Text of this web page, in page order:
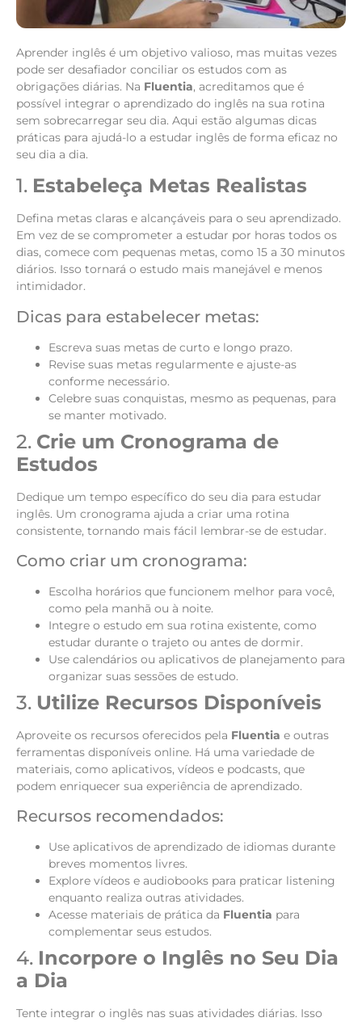
Aprender inglês é um objetivo valioso, mas muitas vezes
pode ser desafiador conciliar os estudos com as
obrigações diárias. Na Fluentia, acreditamos que é
possível integrar o aprendizado do inglês na sua rotina
sem sobrecarregar seu dia. Aqui estão algumas dicas
práticas para ajudá-lo a estudar inglês de forma eficaz no
seu dia a dia.
1. Estabeleça Metas Realistas
Defina metas claras e alcançáveis para o seu aprendizado.
Em vez de se comprometer a estudar por horas todos os
dias, comece com pequenas metas, como 15 a 30 minutos
diários. Isso tornará o estudo mais manejável e menos
intimidador.
Dicas para estabelecer metas:
Escreva suas metas de curto e longo prazo.
Revise suas metas regularmente e ajuste-as
conforme necessário.
Celebre suas conquistas, mesmo as pequenas, para
se manter motivado.
2. Crie um Cronograma de
Estudos
Dedique um tempo específico do seu dia para estudar
inglês. Um cronograma ajuda a criar uma rotina
consistente, tornando mais fácil lembrar-se de estudar.
Como criar um cronograma:
Escolha horários que funcionem melhor para você,
como pela manhã ou à noite.
Integre o estudo em sua rotina existente, como
estudar durante o trajeto ou antes de dormir.
Use calendários ou aplicativos de planejamento para
organizar suas sessões de estudo.
3. Utilize Recursos Disponíveis
Aproveite os recursos oferecidos pela Fluentia e outras
ferramentas disponíveis online. Há uma variedade de
materiais, como aplicativos, vídeos e podcasts, que
podem enriquecer sua experiência de aprendizado.
Recursos recomendados:
Use aplicativos de aprendizado de idiomas durante
breves momentos livres.
Explore vídeos e audiobooks para praticar listening
enquanto realiza outras atividades.
Acesse materiais de prática da Fluentia para
complementar seus estudos.
4. Incorpore o Inglês no Seu Dia
a Dia
Tente integrar o inglês nas suas atividades diárias. Isso